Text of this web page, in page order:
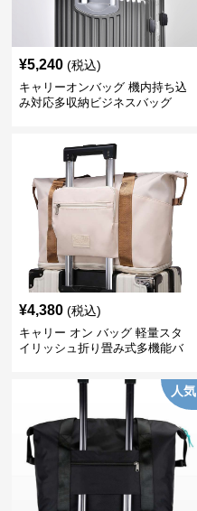
¥5,240 (税込)
キャリーオンバッグ 機内持ち込
み対応多収納ビジネスバッグ
¥4,380 (税込)
キャリー オン バッグ 軽量スタ
イリッシュ折り畳み式多機能バ
人気